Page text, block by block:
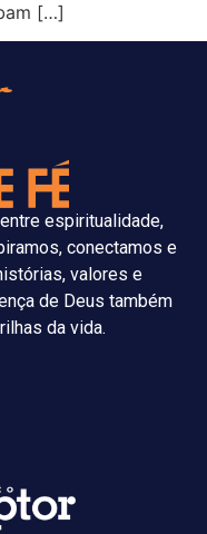
[…]
espiritualidade,
conectamos e
valores e
de Deus também
da vida.